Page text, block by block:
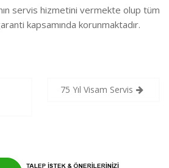
servis hizmetini vermekte olup tüm
kapsamında korunmaktadır.
75 Yıl Visam Servis